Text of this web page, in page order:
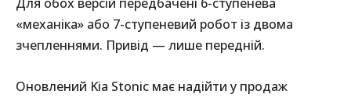
«механіка» або 7-ступеневий робот із двома
зчепленнями. Привід — лише передній.
Оновлений Kia Stonic має надійти у продаж